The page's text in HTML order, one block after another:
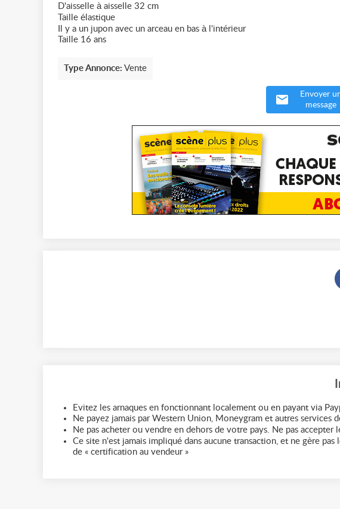
D'aisselle à aisselle 32 cm
Taille élastique
Il y a un jupon avec un arceau en bas à l'intérieur
Taille 16 ans
Type Annonce: Vente
Envoyer
message
Evitez les arnaques en fonctionnant localement ou en payant via
Ne payez jamais par Western Union, Moneygram et autres services
Ne pas acheter ou vendre en dehors de votre pays. Ne pas accepter
Ce site n'est jamais impliqué dans aucune transaction, et ne gère
de « certification au vendeur »